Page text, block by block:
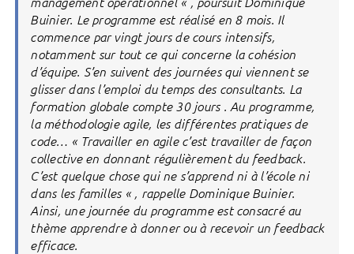
Buinier. Le programme est réalisé en 8 mois. Il
commence par vingt jours de cours intensifs,
notamment sur tout ce qui concerne la cohésion
d’équipe. S’en suivent des journées qui viennent se
glisser dans l’emploi du temps des consultants. La
formation globale compte 30 jours . Au programme,
la méthodologie agile, les différentes pratiques de
code… « Travailler en agile c’est travailler de façon
collective en donnant régulièrement du feedback.
C’est quelque chose qui ne s’apprend ni à l’école ni
dans les familles « , rappelle Dominique Buinier.
Ainsi, une journée du programme est consacré au
thème apprendre à donner ou à recevoir un feedback
efficace.